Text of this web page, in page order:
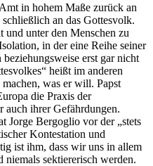
in hohem Maße zurück an
an das Gottesvolk.
unter den Menschen zu
in der eine Reihe seiner
erst gar nicht
heißt im anderen
was er will. Papst
die Praxis der
auch ihrer Gefährdungen.
Jorge Bergoglio vor der „stets
Kontestation und
ist ihm, dass wir uns in allem
sektiererisch werden.